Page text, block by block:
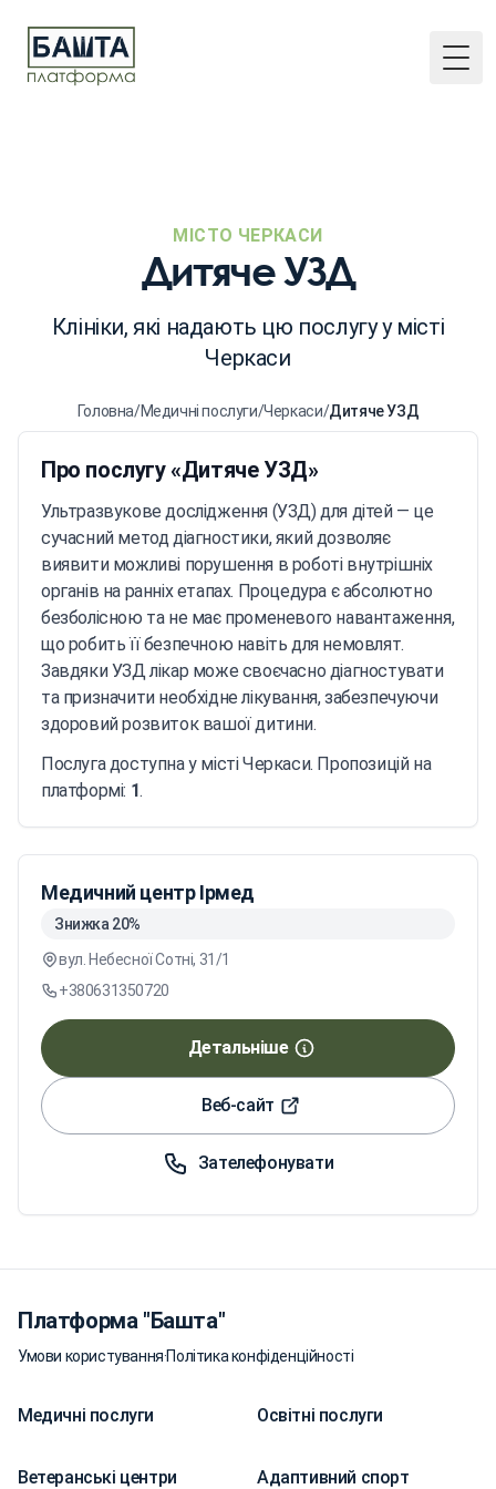
МІСТО ЧЕРКАСИ
Дитяче УЗД
Клініки, які надають цю послугу у місті
Черкаси
Головна/Медичні послуги/Черкаси/Дитяче УЗД
Про послугу «Дитяче УЗД»
Ультразвукове дослідження (УЗД) для дітей — це
сучасний метод діагностики, який дозволяє
виявити можливі порушення в роботі внутрішніх
органів на ранніх етапах. Процедура є абсолютно
безболісною та не має променевого навантаження,
що робить її безпечною навіть для немовлят.
Завдяки УЗД лікар може своєчасно діагностувати
та призначити необхідне лікування, забезпечуючи
здоровий розвиток вашої дитини.
Послуга доступна у місті Черкаси. Пропозицій на
платформі: 1.
Медичний центр Ірмед
Знижка 20%
вул. Небесної Сотні, 31/1
+380631350720
Детальніше
Веб-сайт
Зателефонувати
Платформа "Башта"
Умови користування·Політика конфіденційності
Медичні послуги Освітні послуги
Ветеранські центри Адаптивний спорт